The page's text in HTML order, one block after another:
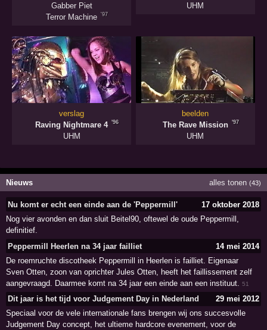
Gabber Piet
Terror Machine
'97
UHM
verslag
Raving Nightmare 4 '96
UHM
beelden
The Rave Mission
'97
UHM
Nieuws alles tonen (43)
Nu komt er echt een einde aan de 'Peppermill'
17 oktober 2018
Nog vier avonden en dan sluit Beitel90, oftewel de oude Peppermill,
definitief.
Peppermill Heerlen na 34 jaar failliet
14 mei 2014
De roemruchte discotheek Peppermill in Heerlen is failliet. Eigenaar
Sven Otten, zoon van oprichter Jules Otten, heeft het faillissement zelf
aangevraagd. Daarmee komt na 34 jaar een einde aan een instituut.51
Dit jaar is het tijd voor Judgement Day in Nederland
29 mei 2012
Speciaal voor de vele internationale fans brengen wij ons succesvolle
Judgement Day concept, het ultieme hardcore evenement, voor de